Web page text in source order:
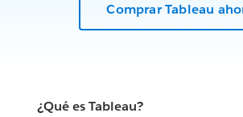
Comprar Tableau
¿Qué es Tableau?